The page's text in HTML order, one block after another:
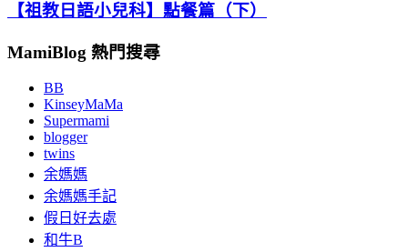
【祖教日語小兒科】點餐篇（下）
MamiBlog 熱門搜尋
BB
KinseyMaMa
Supermami
blogger
twins
余媽媽
余媽媽手記
假日好去處
和牛B